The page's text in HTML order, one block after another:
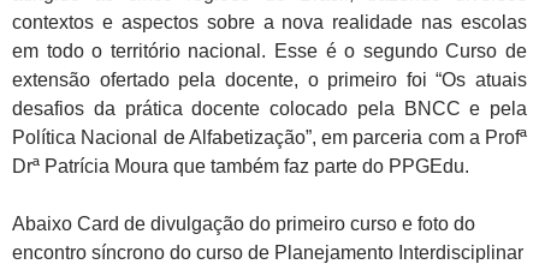
contextos e aspectos sobre a nova realidade nas escolas
em todo o território nacional. Esse é o segundo Curso de
extensão ofertado pela docente, o primeiro foi “Os atuais
desafios da prática docente colocado pela BNCC e pela
Política Nacional de Alfabetização”, em parceria com a Profª
Drª Patrícia Moura que também faz parte do PPGEdu.
Abaixo Card de divulgação do primeiro curso e foto do
encontro síncrono do curso de Planejamento Interdisciplinar